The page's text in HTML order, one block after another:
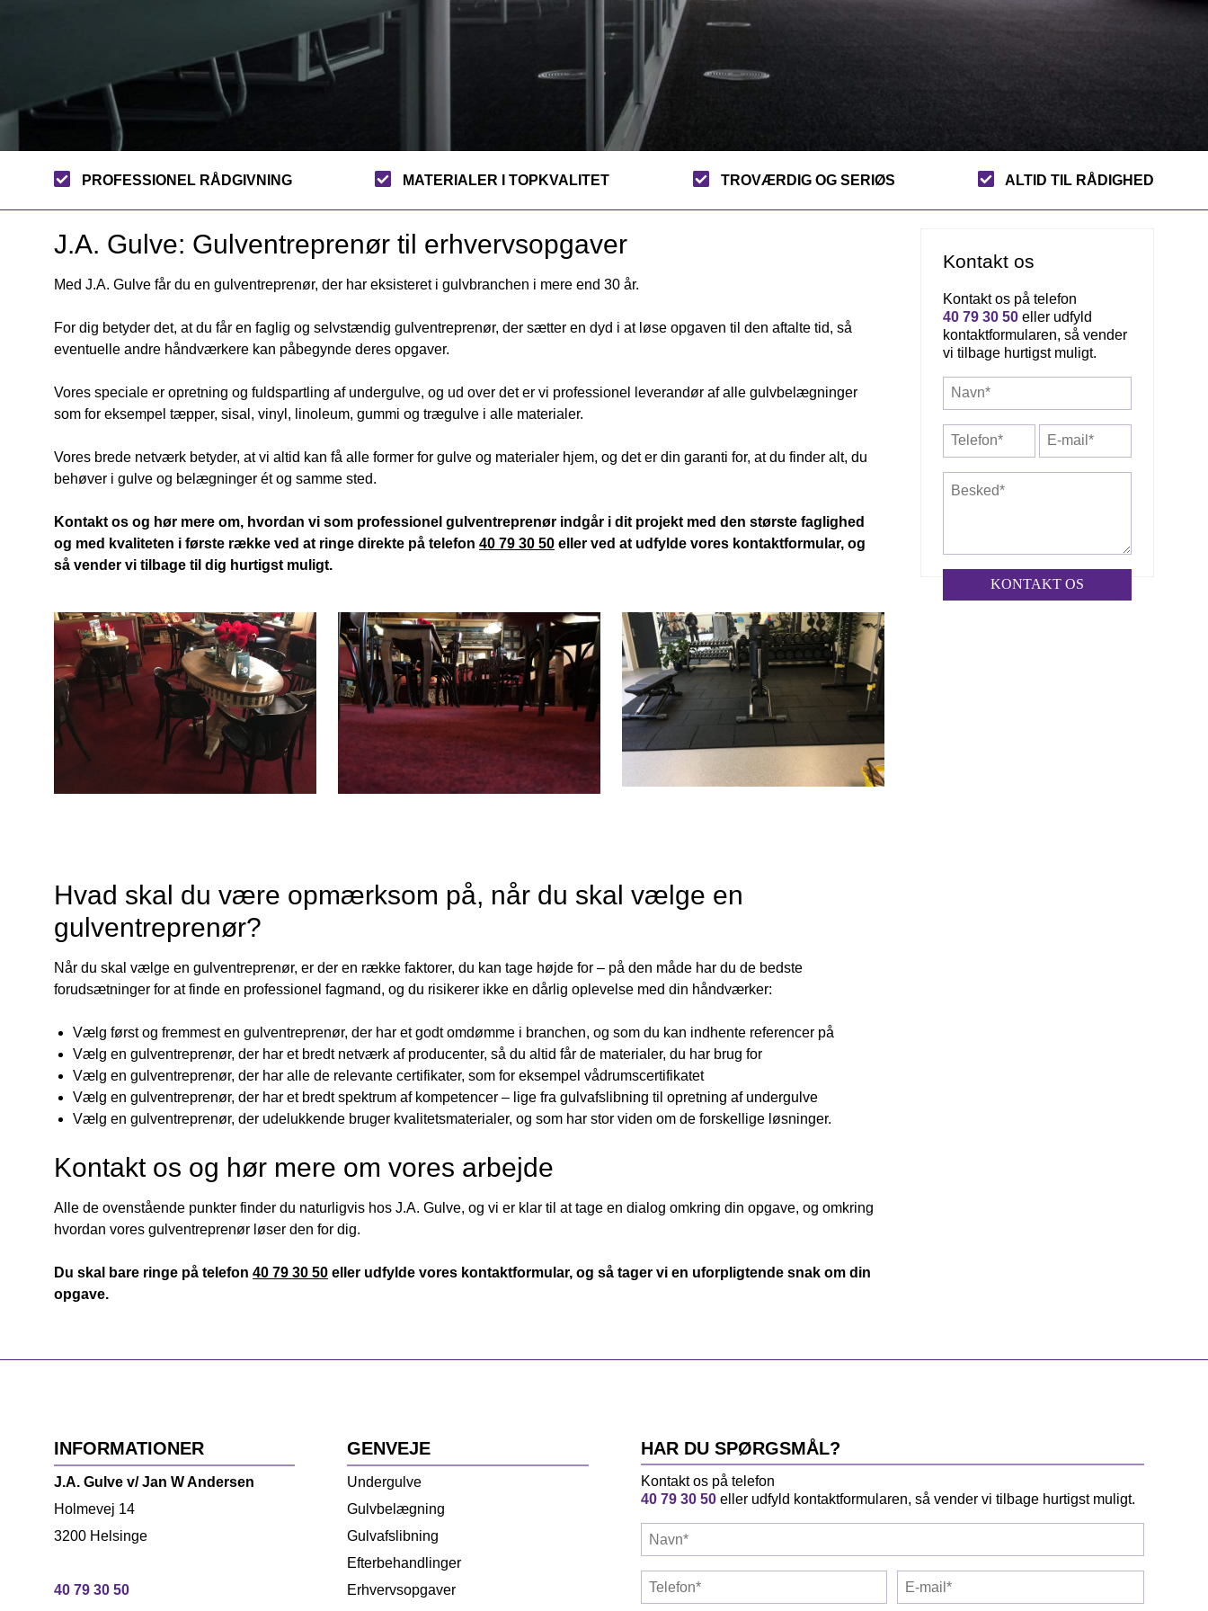
PROFESSIONEL RÅDGIVNING MATERIALER I TOPKVALITET TROVÆRDIG OG SERIØS ALTID TIL RÅDIGHED
J.A. Gulve: Gulventreprenør til erhvervsopgaver
Med J.A. Gulve får du en gulventreprenør, der har eksisteret i gulvbranchen i mere end 30 år.
For dig betyder det, at du får en faglig og selvstændig gulventreprenør, der sætter en dyd i at løse opgaven til den aftalte tid, så
eventuelle andre håndværkere kan påbegynde deres opgaver.
Vores speciale er opretning og fuldspartling af undergulve, og ud over det er vi professionel leverandør af alle gulvbelægninger
som for eksempel tæpper, sisal, vinyl, linoleum, gummi og trægulve i alle materialer.
Vores brede netværk betyder, at vi altid kan få alle former for gulve og materialer hjem, og det er din garanti for, at du finder alt, du
behøver i gulve og belægninger ét og samme sted.
Kontakt os og hør mere om, hvordan vi som professionel gulventreprenør indgår i dit projekt med den største faglighed
og med kvaliteten i første række ved at ringe direkte på telefon 40 79 30 50 eller ved at udfylde vores kontaktformular, og
så vender vi tilbage til dig hurtigst muligt.
Hvad skal du være opmærksom på, når du skal vælge en
gulventreprenør?
Når du skal vælge en gulventreprenør, er der en række faktorer, du kan tage højde for – på den måde har du de bedste
forudsætninger for at finde en professionel fagmand, og du risikerer ikke en dårlig oplevelse med din håndværker:
Vælg først og fremmest en gulventreprenør, der har et godt omdømme i branchen, og som du kan indhente referencer på
Vælg en gulventreprenør, der har et bredt netværk af producenter, så du altid får de materialer, du har brug for
Vælg en gulventreprenør, der har alle de relevante certifikater, som for eksempel vådrumscertifikatet
Vælg en gulventreprenør, der har et bredt spektrum af kompetencer – lige fra gulvafslibning til opretning af undergulve
Vælg en gulventreprenør, der udelukkende bruger kvalitetsmaterialer, og som har stor viden om de forskellige løsninger.
Kontakt os og hør mere om vores arbejde
Alle de ovenstående punkter finder du naturligvis hos J.A. Gulve, og vi er klar til at tage en dialog omkring din opgave, og omkring
hvordan vores gulventreprenør løser den for dig.
Du skal bare ringe på telefon 40 79 30 50 eller udfylde vores kontaktformular, og så tager vi en uforpligtende snak om din
opgave.
Kontakt os
Kontakt os på telefon
40 79 30 50 eller udfyld
kontaktformularen, så vender
vi tilbage hurtigst muligt.
Navn*
(Required)
Telefon*
(Required)
E-
mail*
Besked*
INFORMATIONER
J.A. Gulve v/ Jan W Andersen
Holmevej 14
3200 Helsinge
40 79 30 50
GENVEJE
Undergulve
Gulvbelægning
Gulvafslibning
Efterbehandlinger
Erhvervsopgaver
HAR DU SPØRGSMÅL?
Kontakt os på telefon
40 79 30 50eller udfyld kontaktformularen, så vender vi tilbage hurtigst muligt.
Navn*
(Required)
Telefon*
(Required)
E-
mail*